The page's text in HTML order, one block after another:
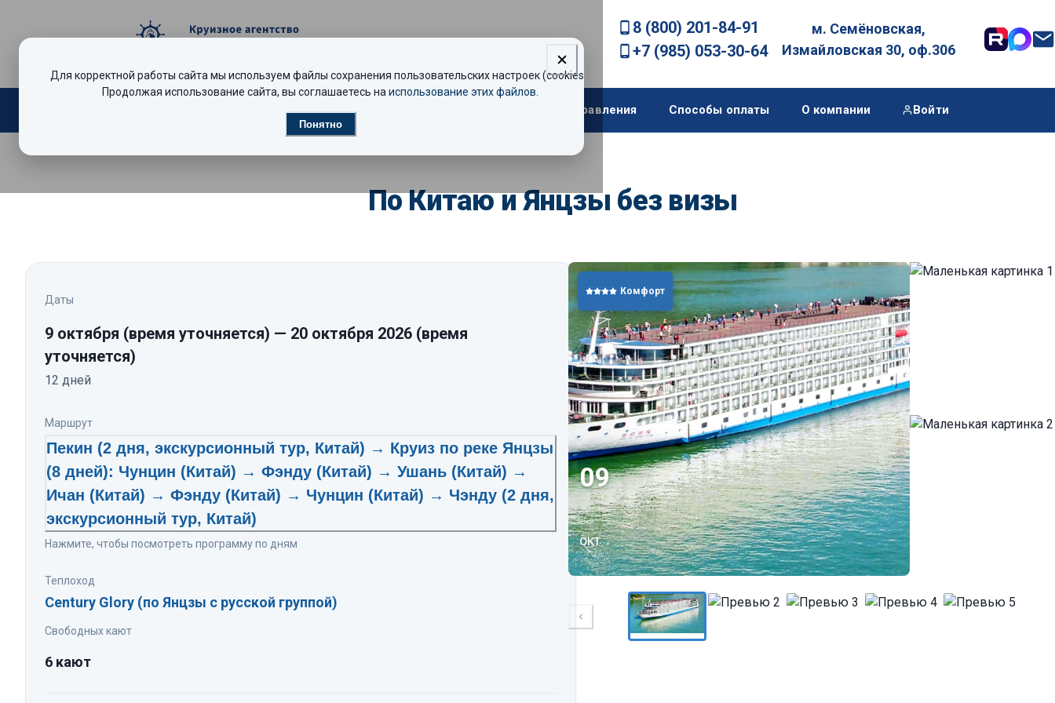
8 (800) 201-84-91
+7 (985) 053-30-64
м. Семёновская,
Измайловская 30, оф.306
Видеообзоры Рекомендации Направления Способы оплаты О компании Войти
По Китаю и Янцзы без визы
Комфорт
09
окт
Даты
9 октября (время уточняется) — 20 октября 2026 (время
уточняется)
12 дней
Маршрут
Пекин (2 дня, экскурсионный тур, Китай) → Круиз по реке Янцзы
(8 дней): Чунцин (Китай) → Фэнду (Китай) → Ушань (Китай) →
Ичан (Китай) → Фэнду (Китай) → Чунцин (Китай) → Чэнду (2 дня,
экскурсионный тур, Китай)
Нажмите, чтобы посмотреть программу по дням
Теплоход
Century Glory (по Янцзы с русской группой)
Свободных кают
6 кают
Для корректной работы сайта мы используем файлы сохранения пользовательских настроек (cookies).
Продолжая использование сайта, вы соглашаетесь на использование этих файлов
Понятно